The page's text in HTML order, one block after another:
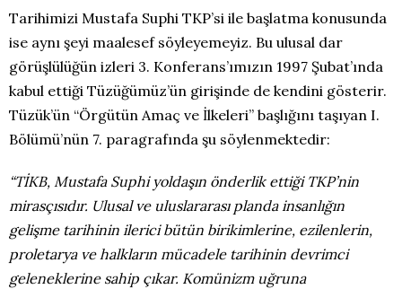
Tarihimizi Mustafa Suphi TKP’si ile başlatma konusunda
ise aynı şeyi maalesef söyleyemeyiz. Bu ulusal dar
görüşlülüğün izleri 3. Konferans’ımızın 1997 Şubat’ında
kabul ettiği Tüzüğümüz’ün girişinde de kendini gösterir.
Tüzük’ün “Örgütün Amaç ve İlkeleri” başlığını taşıyan I.
Bölümü’nün 7. paragrafında şu söylenmektedir:
“TİKB, Mustafa Suphi yoldaşın önderlik ettiği TKP’nin
mirasçısıdır. Ulusal ve uluslararası planda insanlığın
gelişme tarihinin ilerici bütün birikimlerine, ezilenlerin,
proletarya ve halkların mücadele tarihinin devrimci
geleneklerine sahip çıkar. Komünizm uğruna